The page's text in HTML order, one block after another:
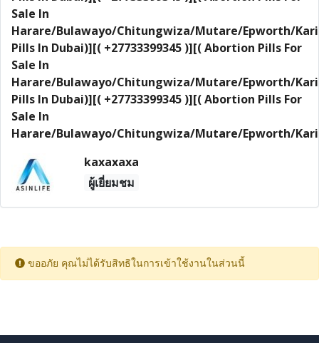
Sale In
Harare/Bulawayo/Chitungwiza/Mutare/Epworth/
Pills In Dubai)][( +27733399345 )][( Abortion Pills For
Sale In
Harare/Bulawayo/Chitungwiza/Mutare/Epworth/
Pills In Dubai)][( +27733399345 )][( Abortion Pills For
Sale In
Harare/Bulawayo/Chitungwiza/Mutare/Epworth/
kaxaxaxa
ผู้เยี่ยมชม
ขออภัย คุณไม่ได้รับสิทธิในการเข้าใช้งานในส่วนนี้